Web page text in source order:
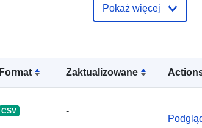
Format Zaktualizowane
CSV -
Pokaż więcej